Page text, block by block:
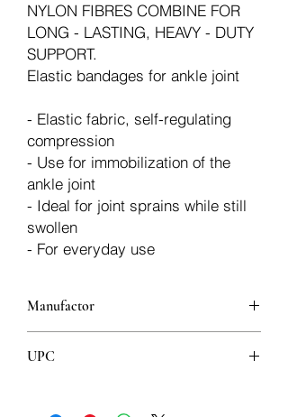
NYLON FIBRES COMBINE FOR
LONG - LASTING, HEAVY - DUTY
SUPPORT.
Elastic bandages for ankle joint
- Elastic fabric, self-regulating
compression
- Use for immobilization of the
ankle joint
- Ideal for joint sprains while still
swollen
- For everyday use
Manufactor
UPC